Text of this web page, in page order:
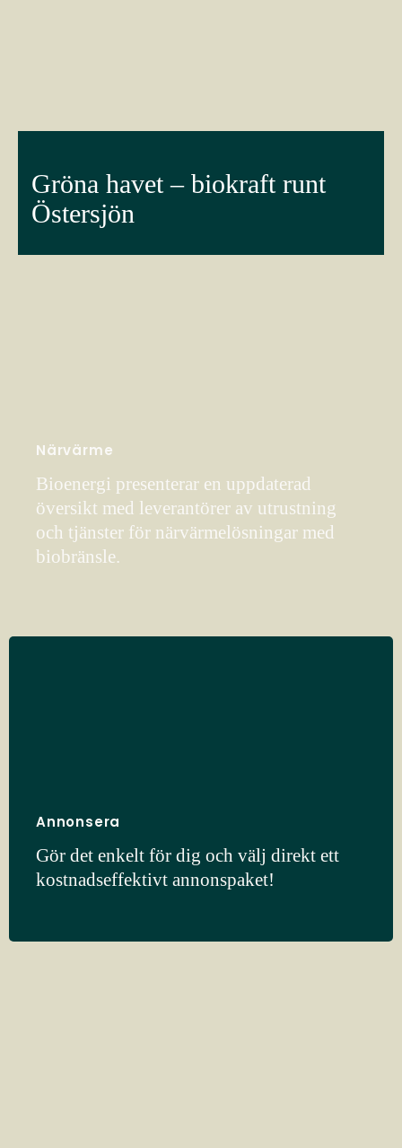
Gröna havet – biokraft runt
Östersjön
Närvärme
Bioenergi presenterar en uppdaterad
översikt med leverantörer av utrustning
och tjänster för närvärmelösningar med
biobränsle.
Annonsera
Gör det enkelt för dig och välj direkt ett
kostnadseffektivt annonspaket!